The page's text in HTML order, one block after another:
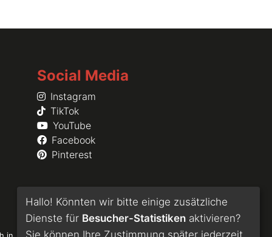
Social Media
Instagram
TikTok
YouTube
Facebook
Pinterest
Hallo! Könnten wir bitte einige zusätzliche
Dienste für Besucher-Statistiken aktivieren?